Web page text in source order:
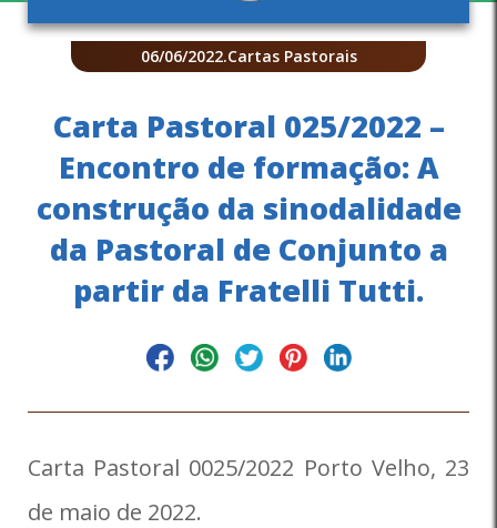
06/06/2022.Cartas Pastorais
Carta Pastoral 025/2022 –
Encontro de formação: A
construção da sinodalidade
da Pastoral de Conjunto a
partir da Fratelli Tutti.
Carta Pastoral 0025/2022 Porto Velho, 23
de maio de 2022.